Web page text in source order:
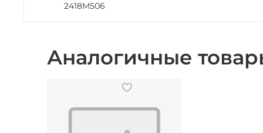
2418M506
Аналогичные